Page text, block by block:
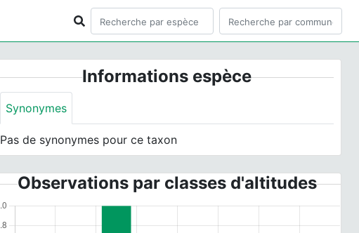
Informations espèce
Synonymes
Pas de synonymes pour ce taxon
Observations par classes d'altitudes